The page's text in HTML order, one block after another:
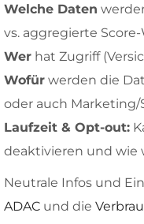
Welche Daten
vs. aggregierte
Wer hat Zugriff
Wofür werden die
oder auch
Laufzeit & Opt-out:
deaktivieren und wie
Neutrale Infos und
ADAC und die